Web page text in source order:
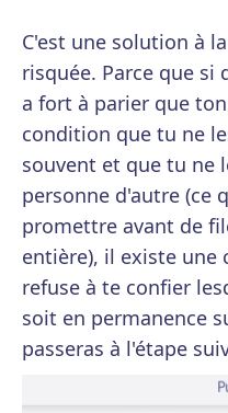
C'est une solution à
risquée. Parce que si
a fort à parier que
condition que tu ne
souvent et que tu ne
personne d'autre (ce
promettre avant de
entière), il existe une
refuse à te confier
soit en permanence
passeras à l'étape